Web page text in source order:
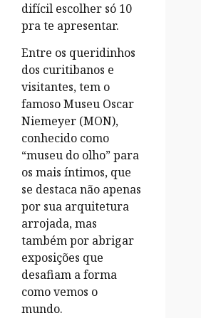
difícil escolher só 10
pra te apresentar.
Entre os queridinhos
dos curitibanos e
visitantes, tem o
famoso Museu Oscar
Niemeyer (MON),
conhecido como
“museu do olho” para
os mais íntimos, que
se destaca não apenas
por sua arquitetura
arrojada, mas
também por abrigar
exposições que
desafiam a forma
como vemos o
mundo.